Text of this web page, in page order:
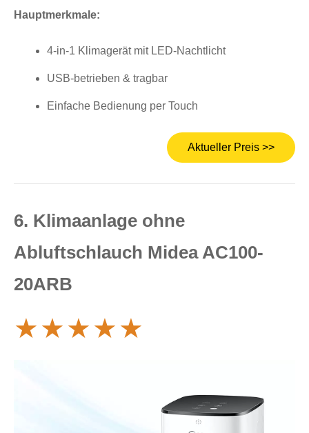
Hauptmerkmale:
4-in-1 Klimagerät mit LED-Nachtlicht
USB-betrieben & tragbar
Einfache Bedienung per Touch
Aktueller Preis >>
6. Klimaanlage ohne
Abluftschlauch Midea AC100-
20ARB
★★★★★